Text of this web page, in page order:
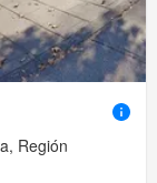
Región